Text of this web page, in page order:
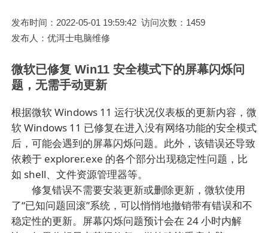
发布时间：2022-05-01 19:59:42 访问次数：1459
发布人：优洱士电脑维修
微软已修复 Win11 安全模式下的屏幕闪烁问
题，无需手动更新
根据微软 Windows 11 运行状况仪表板的更新内容，微
软 Windows 11 已修复在进入没有网络功能的安全模式
后，可能会遇到的屏幕闪烁问题。此外，该错误还导致
依赖于 explorer.exe 的各个部分出现稳定性问题，比
如 shell、文件资源管理器等。
修复错误不需要安装更新或删除更新，微软使用
了“已知问题回滚”系统，可以悄悄地撤销带有错误和不
稳定性的更新。屏幕闪烁问题预计会在 24 小时内解